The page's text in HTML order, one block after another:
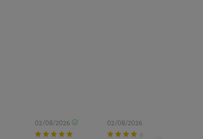
02/08/2026 02/08/2026